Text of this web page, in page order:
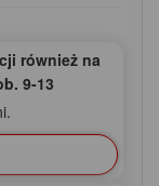
również na
9‑13